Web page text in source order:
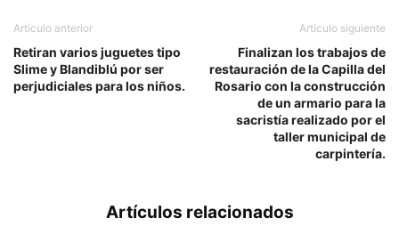
Artículo anterior
Retiran varios juguetes tipo
Slime y Blandiblú por ser
perjudiciales para los niños.
Artículo siguiente
Finalizan los trabajos de
restauración de la Capilla del
Rosario con la construcción
de un armario para la
sacristía realizado por el
taller municipal de
carpintería.
Artículos relacionados